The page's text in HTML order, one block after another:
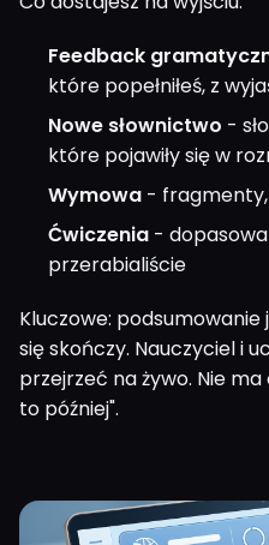
Feedback
które popełniłeś, z
Nowe słownictwo -
które pojawiły się w
Wymowa -
Ćwiczenia -
przerabialiście
Kluczowe:
się skończy. Nauczyciel i
przejrzeć na żywo. Nie
to później".